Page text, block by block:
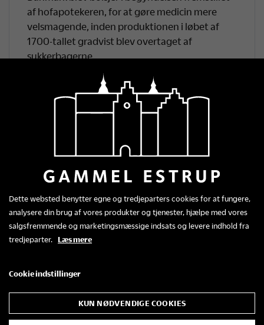
af hofapotekeren, for at gøre medicin mere
velsmagende, inden produktionen i løbet af
1700-tallet gradvist blev overtaget af
sukkerbagerne.
Vælg mellem vores mange varianter, som fx
Kongen af Danmark med smag af lakrids og
anis, der fik sit navn efter brystdråber fra 1600-
Gammel Estrups bolsjevarianter:
Grevindens brystbolsjer: lakrids med saltfyld
Baronessens mundgodt: Jordbær/rabarber
Den vilde greves luksusblanding: blanding
med mange smagsvarianter.
Kongen af Danmark: anis
Regimentets sorte krudt: salmiak lakrids m.
lakridspulver
Dette websted benytter egne og tredjeparters cookies for at fungere,
analysere din brug af vores produkter og tjenester, hjælpe med vores
salgsfremmende og marketingsmæssige indsats og levere indhold fra
tredjeparter. Læs mere
Cookie indstillinger
KUN NØDVENDIGE COOKIES